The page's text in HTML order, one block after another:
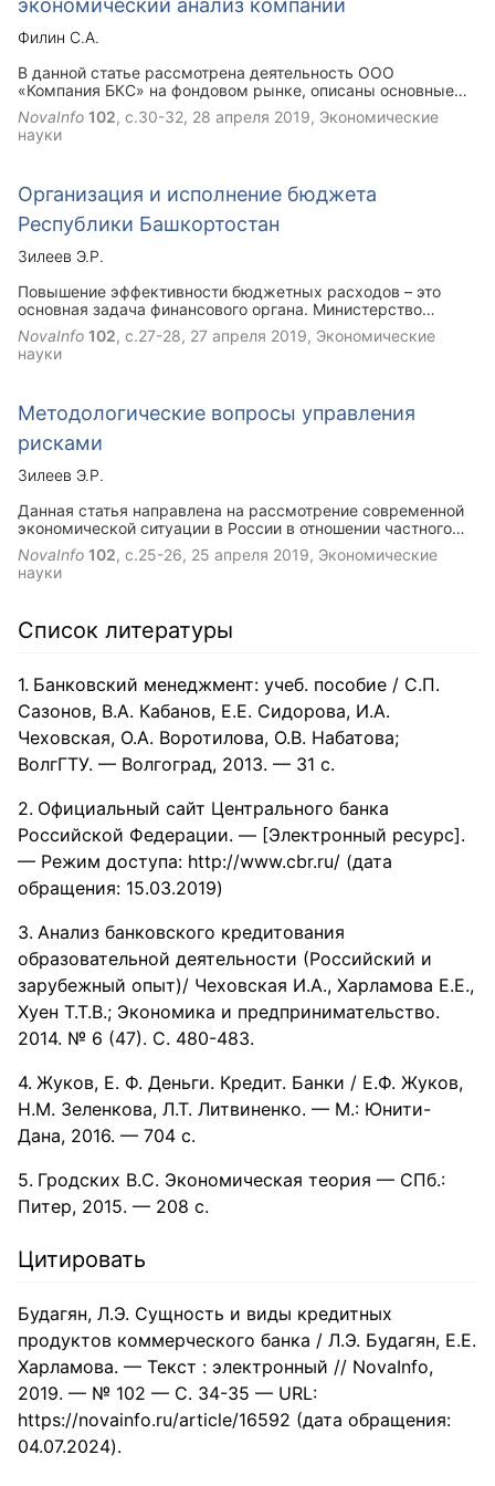
экономический анализ компании
Филин С.А.
В данной статье рассмотрена деятельность ООО
«Компания БКС» на фондовом рынке, описаны основные
операции на рынке ценных бумаг, а также проведен
финансово-экономический анализ и дана общая оценка
компании.
NovaInfo 102, с.30-32, 28 апреля 2019, Экономические
науки
Организация и исполнение бюджета
Республики Башкортостан
Зилеев Э.Р.
Повышение эффективности бюджетных расходов – это
основная задача финансового органа. Министерство
финансов Республики Башкортостан, осуществляя учет
обязательств с 2013 года, способствует её достижению.
NovaInfo 102, с.27-28, 27 апреля 2019, Экономические
науки
Методологические вопросы управления
рисками
Зилеев Э.Р.
Данная статья направлена на рассмотрение современной
экономической ситуации в России в отношении частного
предпринимательства. Взаимоотношения государства и
бизнеса являются важным источником развития
современной экономической системы. В этой связи
NovaInfo 102, с.25-26, 25 апреля 2019, Экономические
науки
Список литературы
Банковский менеджмент: учеб. пособие / С.П.
Сазонов, В.А. Кабанов, Е.Е. Сидорова, И.А.
Чеховская, О.А. Воротилова, О.В. Набатова;
ВолгГТУ. — Волгоград, 2013. — 31 с.
Официальный сайт Центрального банка
Российской Федерации. — [Электронный ресурс].
— Режим доступа: http://www.cbr.ru/ (дата
обращения: 15.03.2019)
Анализ банковского кредитования
образовательной деятельности (Российский и
зарубежный опыт)/ Чеховская И.А., Харламова Е.Е.,
Хуен Т.Т.В.; Экономика и предпринимательство.
2014. № 6 (47). С. 480-483.
Жуков, Е. Ф. Деньги. Кредит. Банки / Е.Ф. Жуков,
Н.М. Зеленкова, Л.Т. Литвиненко. — М.: Юнити-
Дана, 2016. — 704 c.
Гродских В.С. Экономическая теория — СПб.:
Питер, 2015. — 208 с.
Цитировать
Будагян, Л.Э. Сущность и виды кредитных
продуктов коммерческого банка / Л.Э. Будагян, Е.Е.
Харламова. — Текст : электронный // NovaInfo,
2019. — № 102 — С. 34-35 — URL:
https://novainfo.ru/article/16592 (дата обращения:
04.07.2024).